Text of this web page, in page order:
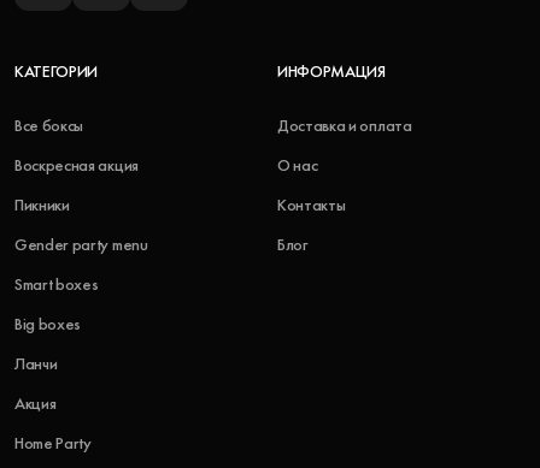
КАТЕГОРИИ
Все боксы
Воскресная акция
Пикники
Gender party menu
Smart boxes
Big boxes
Ланчи
Акция
Home Party
ИНФОРМАЦИЯ
Доставка и оплата
О нас
Контакты
Блог